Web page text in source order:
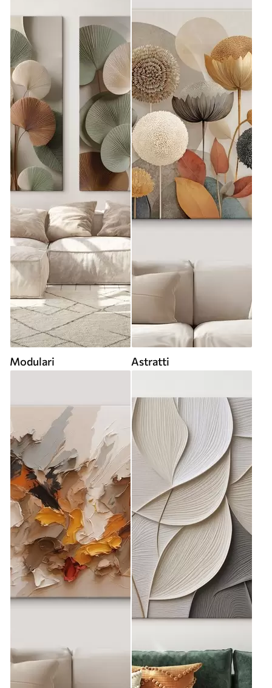
Modulari Astratti